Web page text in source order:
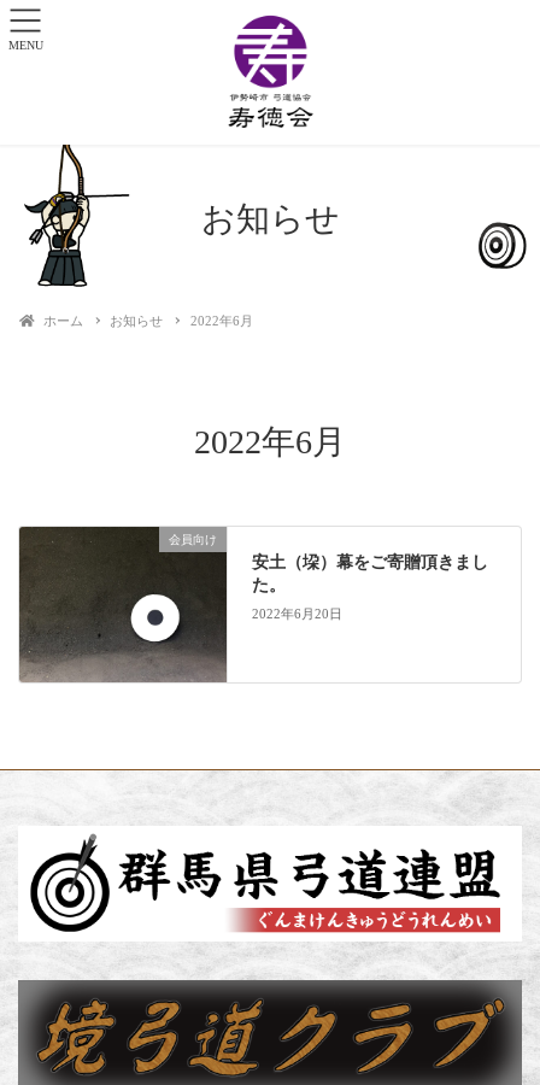
お知らせ
ホーム お知らせ 2022年6月
2022年6月
会員向け
安土（垜）幕をご寄贈頂きまし
た。
2022年6月20日
MENU